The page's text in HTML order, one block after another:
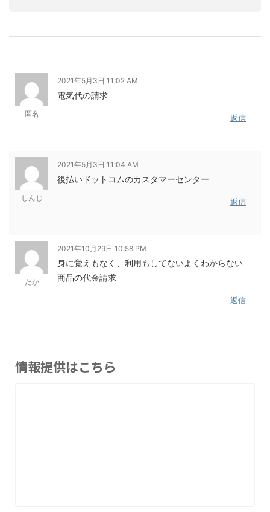
匿名
2021年5月3日 11:02 AM
電気代の請求
返信
しんじ
2021年5月3日 11:04 AM
後払いドットコムのカスタマーセンター
返信
たか
2021年10月29日 10:58 PM
身に覚えもなく、利用もしてないよくわからない
商品の代金請求
返信
情報提供はこちら